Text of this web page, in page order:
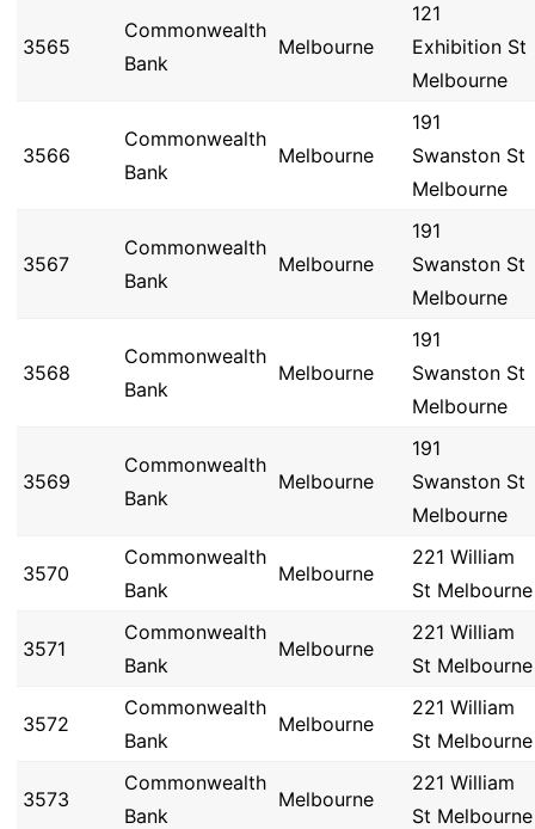
3565
Commonwealth
Bank
Melbourne
121
Exhibition St
Melbourne
3566
Commonwealth
Bank
Melbourne
191
Swanston St
Melbourne
3567
Commonwealth
Bank
Melbourne
191
Swanston St
Melbourne
3568
Commonwealth
Bank
Melbourne
191
Swanston St
Melbourne
3569
Commonwealth
Bank
Melbourne
191
Swanston St
Melbourne
3570
Commonwealth
Bank
Melbourne
221 William
St Melbourne
3571
Commonwealth
Bank
Melbourne
221 William
St Melbourne
3572
Commonwealth
Bank
Melbourne
221 William
St Melbourne
3573
Commonwealth
Bank
Melbourne
221 William
St Melbourne